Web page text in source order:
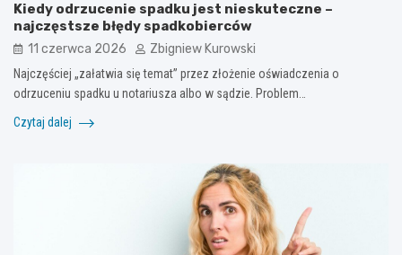
Kiedy odrzucenie spadku jest nieskuteczne –
najczęstsze błędy spadkobierców
11 czerwca 2026 Zbigniew Kurowski
Najczęściej „załatwia się temat” przez złożenie oświadczenia o
odrzuceniu spadku u notariusza albo w sądzie. Problem…
Czytaj dalej